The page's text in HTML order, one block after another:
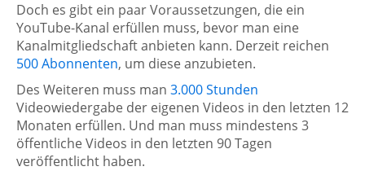
Doch es gibt ein paar Voraussetzungen, die ein
YouTube-Kanal erfüllen muss, bevor man eine
Kanalmitgliedschaft anbieten kann. Derzeit reichen
500 Abonnenten, um diese anzubieten.
Des Weiteren muss man 3.000 Stunden
Videowiedergabe der eigenen Videos in den letzten 12
Monaten erfüllen. Und man muss mindestens 3
öffentliche Videos in den letzten 90 Tagen
veröffentlicht haben.